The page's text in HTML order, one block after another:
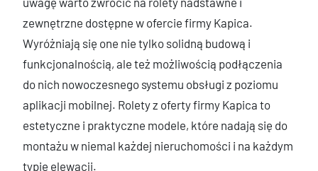
zewnętrzne dostępne w ofercie firmy Kapica.
Wyróżniają się one nie tylko solidną budową i
funkcjonalnością, ale też możliwością podłączenia
do nich nowoczesnego systemu obsługi z poziomu
aplikacji mobilnej. Rolety z oferty firmy Kapica to
estetyczne i praktyczne modele, które nadają się do
montażu w niemal każdej nieruchomości i na każdym
typie elewacji.